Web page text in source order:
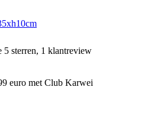
5 sterren, 1 klantreview
euro met Club Karwei